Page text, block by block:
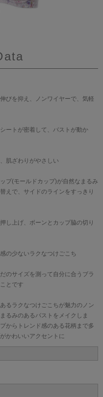
びを抑え、ノンワイヤーで、気軽
ートが密着して、バストが動か
肌ざわりがやさしい
プ(モールドカップ)が自然なまるみ
えで、サイドのラインをすっきり
し上げ、ボーンとカップ脇の切り
の少ないラクなつけごこち
のサイズを測って自分に合うブラ
とです
るラクなつけごこちが魅力のノン
るみのあるバストをメイクしま
からトレンド感のある花柄まで多
かわいいアクセントに